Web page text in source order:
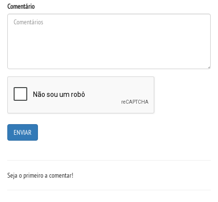
WEBMAIL
UNIESP
CONTATO
IMPRENSA
Comentário
Seja o primeiro a comentar!